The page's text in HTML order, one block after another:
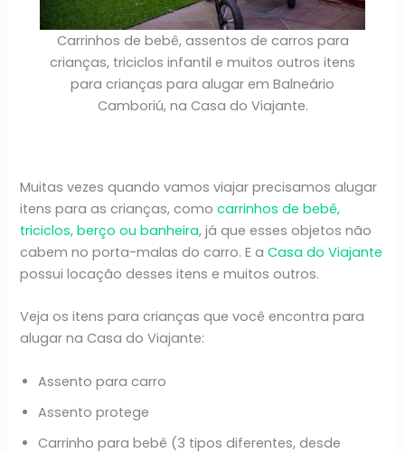
Carrinhos de bebê, assentos de carros para
crianças, triciclos infantil e muitos outros itens
para crianças para alugar em Balneário
Camboriú, na Casa do Viajante.
Muitas vezes quando vamos viajar precisamos alugar
itens para as crianças, comocarrinhos de bebê,
triciclos, berço ou banheira, já que esses objetos não
cabem no porta-malas do carro. E aCasa do Viajante
possui locação desses itens e muitos outros.
Veja os itens para crianças que você encontra para
alugar na Casa do Viajante:
Assento para carro
Assento protege
Carrinho para bebê (3 tipos diferentes, desde